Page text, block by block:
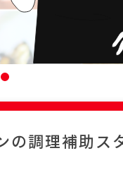
の調理補助ス